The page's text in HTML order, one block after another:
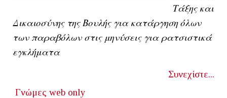
Τάξης και
Δικαιοσύνης της Βουλής για κατάργηση όλων
των παραβόλων στις μηνύσεις για ρατσιστικά
εγκλήματα
Συνεχίστε...
Γνώμες web only